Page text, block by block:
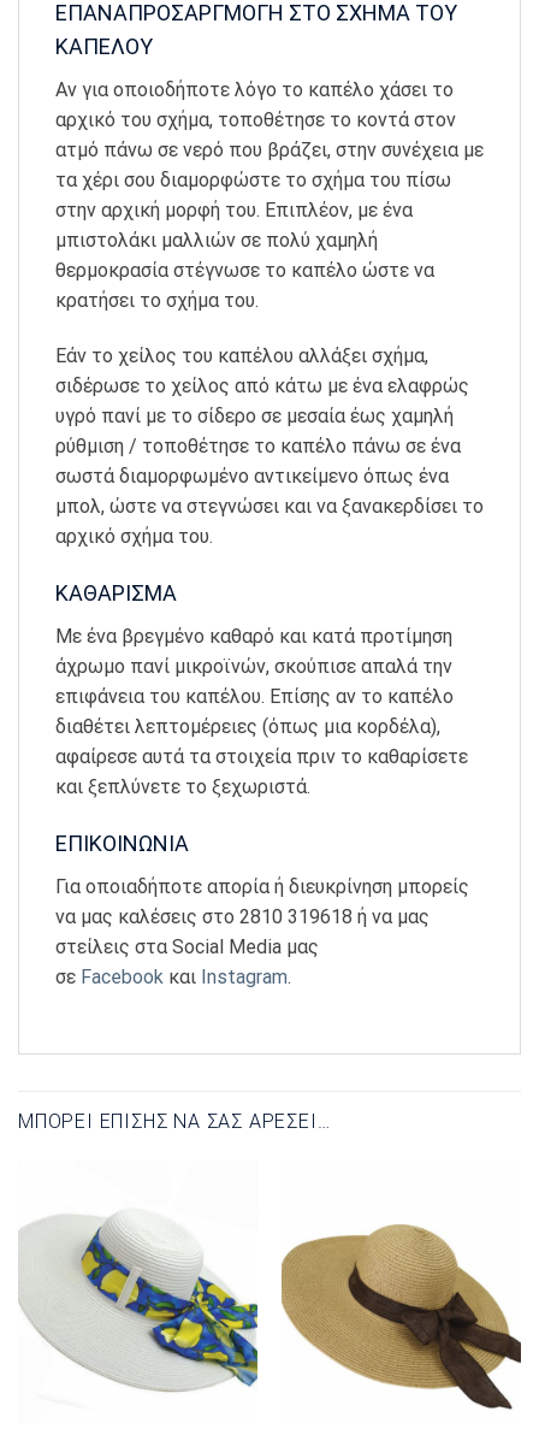
ΕΠΑΝΑΠΡΟΣΑΡΓΜΟΓΗ ΣΤΟ ΣΧΗΜΑ ΤΟΥ
ΚΑΠΕΛΟΥ
Αν για οποιοδήποτε λόγο το καπέλο χάσει το
αρχικό του σχήμα, τοποθέτησε το κοντά στον
ατμό πάνω σε νερό που βράζει, στην συνέχεια με
τα χέρι σου διαμορφώστε το σχήμα του πίσω
στην αρχική μορφή του. Επιπλέον, με ένα
μπιστολάκι μαλλιών σε πολύ χαμηλή
θερμοκρασία στέγνωσε το καπέλο ώστε να
κρατήσει το σχήμα του.
Εάν το χείλος του καπέλου αλλάξει σχήμα,
σιδέρωσε το χείλος από κάτω με ένα ελαφρώς
υγρό πανί με το σίδερο σε μεσαία έως χαμηλή
ρύθμιση / τοποθέτησε το καπέλο πάνω σε ένα
σωστά διαμορφωμένο αντικείμενο όπως ένα
μπολ, ώστε να στεγνώσει και να ξανακερδίσει το
αρχικό σχήμα του.
ΚΑΘΑΡΙΣΜΑ
Με ένα βρεγμένο καθαρό και κατά προτίμηση
άχρωμο πανί μικροϊνών, σκούπισε απαλά την
επιφάνεια του καπέλου. Επίσης αν το καπέλο
διαθέτει λεπτομέρειες (όπως μια κορδέλα),
αφαίρεσε αυτά τα στοιχεία πριν το καθαρίσετε
και ξεπλύνετε το ξεχωριστά.
ΕΠΙΚΟΙΝΩΝΙΑ
Για οποιαδήποτε απορία ή διευκρίνηση μπορείς
να μας καλέσεις στο 2810 319618 ή να μας
στείλεις στα Social Media μας
σε Facebook και Instagram.
ΜΠΟΡΕΊ ΕΠΊΣΗΣ ΝΑ ΣΑΣ ΑΡΈΣΕΙ…